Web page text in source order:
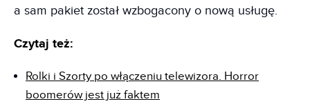
a sam pakiet został wzbogacony o nową usługę.
Czytaj też:
Rolki i Szorty po włączeniu telewizora. Horror
boomerów jest już faktem